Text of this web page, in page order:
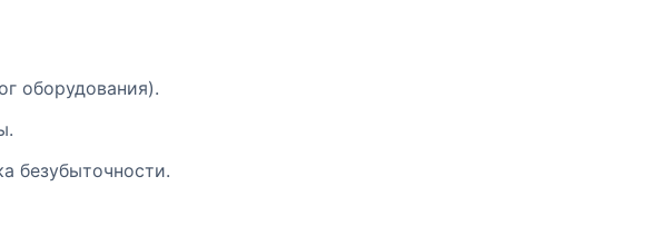
оборудования).
безубыточности.